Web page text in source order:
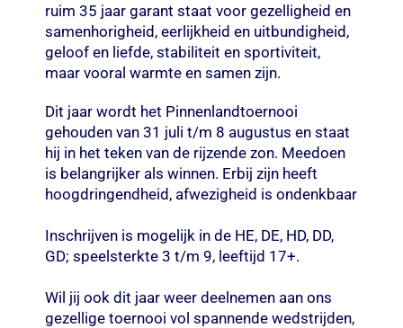
ruim 35 jaar garant staat voor gezelligheid en
samenhorigheid, eerlijkheid en uitbundigheid,
geloof en liefde, stabiliteit en sportiviteit,
maar vooral warmte en samen zijn.
Dit jaar wordt het Pinnenlandtoernooi
gehouden van 31 juli t/m 8 augustus en staat
hij in het teken van de rijzende zon. Meedoen
is belangrijker als winnen. Erbij zijn heeft
hoogdringendheid, afwezigheid is ondenkbaar
Inschrijven is mogelijk in de HE, DE, HD, DD,
GD; speelsterkte 3 t/m 9, leeftijd 17+.
Wil jij ook dit jaar weer deelnemen aan ons
gezellige toernooi vol spannende wedstrijden,